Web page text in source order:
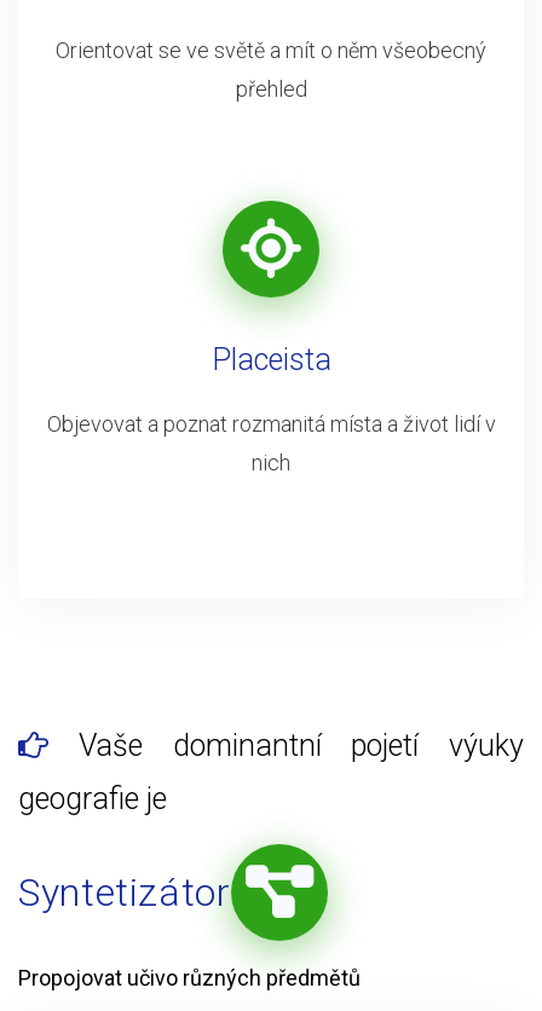
Orientovat se ve světě a mít o něm všeobecný
přehled
Placeista
Objevovat a poznat rozmanitá místa a život lidí v
nich
Vaše dominantní pojetí výuky
geografie je
Syntetizátor
Propojovat učivo různých předmětů